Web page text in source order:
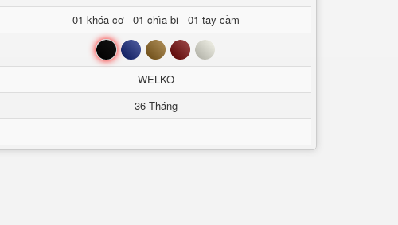
01 khóa cơ - 01 chìa bi - 01 tay cầm
Đen Xanh Nâu Đỏ Trắng
WELKO
36 Tháng